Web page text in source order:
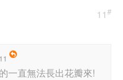
11#
一直無法長出花瓣來!